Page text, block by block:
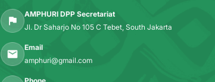
AMPHURI DPP Secretariat
Jl. Dr Saharjo No 105 C Tebet, South Jakarta
Email
amphuri@gmail.com